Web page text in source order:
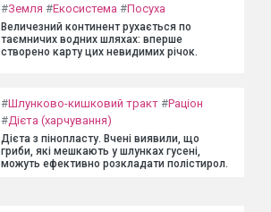
#Земля #Екосистема #Посуха
Величезний континент рухається по
таємничих водних шляхах: вперше
створено карту цих невидимих річок.
#Шлунково-кишковий тракт #Раціон
#Дієта (харчування)
Дієта з пінопласту. Вчені виявили, що
гриби, які мешкають у шлунках гусені,
можуть ефективно розкладати полістирол.